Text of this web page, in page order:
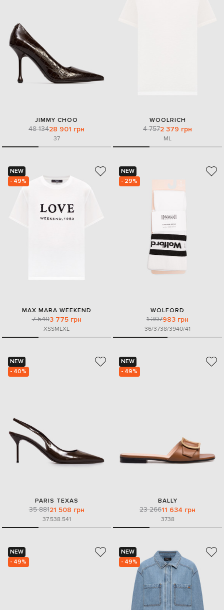
JIMMY CHOO
48 13428 901 грн
37
WOOLRICH
4 7572 379 грн
ML
NEW
- 49%
MAX MARA WEEKEND
7 5493 775 грн
XSSMLXL
NEW
- 29%
WOLFORD
1 397983 грн
36/3738/3940/41
NEW
- 40%
PARIS TEXAS
35 88121 508 грн
37.538.541
NEW
- 49%
BALLY
23 26611 634 грн
3738
NEW
- 49%
NEW
- 49%